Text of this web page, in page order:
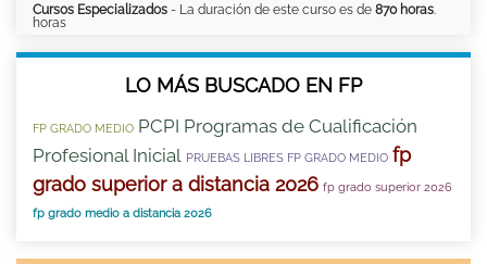
Cursos Especializados - La duración de este curso es de 870 horas
horas
LO MÁS BUSCADO EN FP
FP GRADO MEDIO PCPI Programas de Cualificación
Profesional Inicial PRUEBAS LIBRES FP GRADO MEDIO fp
grado superior a distancia 2026 fp grado superior 2026
fp grado medio a distancia 2026